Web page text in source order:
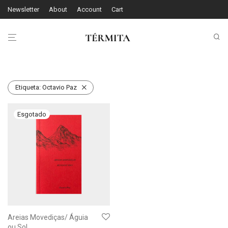
Newsletter About Account Cart
Etiqueta: Octavio Paz
Areias Movediças/ Águia